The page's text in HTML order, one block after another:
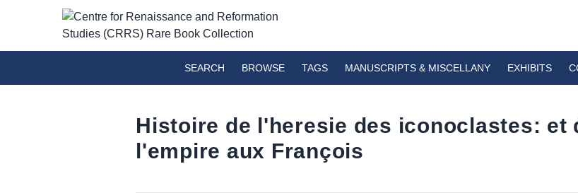
SEARCH BROWSE TAGS MANUSCRIPTS & MISCELLANY EXHIBITS
Histoire de l'heresie des iconoclastes: et
l'empire aux François